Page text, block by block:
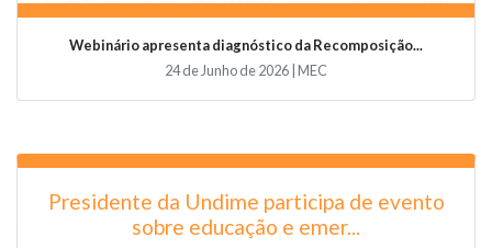
Webinário apresenta diagnóstico da Recomposição...
24 de Junho de 2026 | MEC
Presidente da Undime participa de evento
sobre educação e emer...